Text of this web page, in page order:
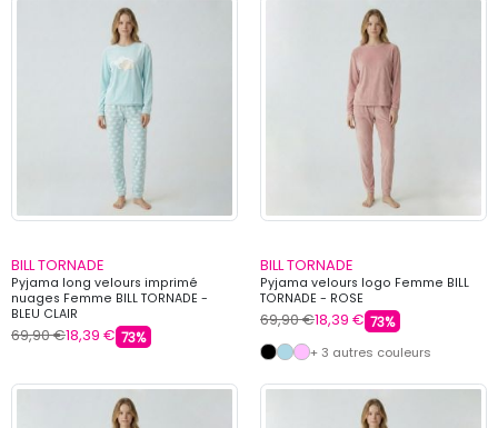
BILL TORNADE
Pyjama long velours imprimé
nuages Femme BILL TORNADE -
BLEU CLAIR
69,90 €18,39 € 73%
BILL TORNADE
Pyjama velours logo Femme BILL
TORNADE - ROSE
69,90 €18,39 € 73%
+ 3 autres couleurs